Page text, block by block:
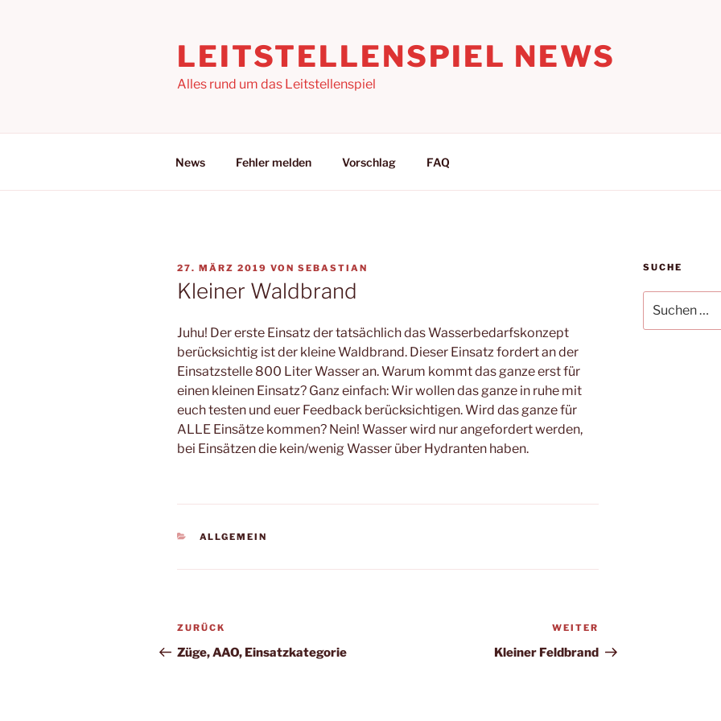
LEITSTELLENSPIEL NEWS
Alles rund um das Leitstellenspiel
News Fehler melden Vorschlag FAQ
VERÖFFENTLICHT
AM
27. MÄRZ 2019 VON SEBASTIAN
Kleiner Waldbrand
Juhu! Der erste Einsatz der tatsächlich das Wasserbedarfskonzept
berücksichtig ist der kleine Waldbrand. Dieser Einsatz fordert an der
Einsatzstelle 800 Liter Wasser an. Warum kommt das ganze erst für
einen kleinen Einsatz? Ganz einfach: Wir wollen das ganze in ruhe mit
euch testen und euer Feedback berücksichtigen. Wird das ganze für
ALLE Einsätze kommen? Nein! Wasser wird nur angefordert werden,
bei Einsätzen die kein/wenig Wasser über Hydranten haben.
KATEGORIEN
ALLGEMEIN
Beitragsnavigation
Vorheriger
Beitrag
ZURÜCK
Züge, AAO, Einsatzkategorie
Beitrag
WEITER
Kleiner Feldbrand
SUCHE
nach: